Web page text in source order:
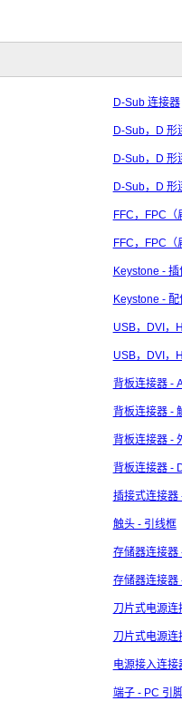
D-Sub 连接器
D-Sub，D 形
D-Sub，D 形
D-Sub，D 形
FFC，FPC（
FFC，FPC（
Keystone - 插
Keystone - 配
USB，DVI，
USB，DVI，
背板连接器 -
背板连接器 -
背板连接器 -
背板连接器 -
插接式连接器
触头 - 引线框
存储器连接器
存储器连接器
刀片式电源连
刀片式电源
电源接入连接
端子 - PC 引